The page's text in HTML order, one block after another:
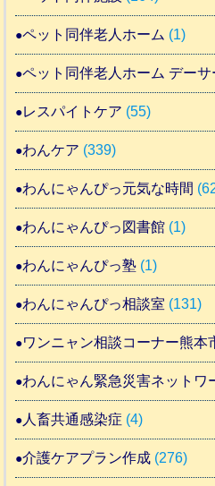
ペット同伴老人ホーム (1)
ペット同伴老人ホーム デーサ
レスパイトケア (55)
わんケア (339)
わんにゃんぴっ元気な時間
わんにゃんぴっ図書館 (1)
わんにゃんぴっ塾 (1)
わんにゃんぴっ相談室 (131)
ワンニャン相談コーナー熊本
わんにゃん緊急災害ネットワ
人畜共通感染症 (4)
介護ケアプラン作成 (276)